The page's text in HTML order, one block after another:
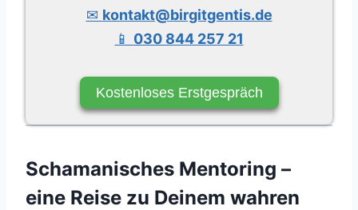
✉ kontakt@birgitgentis.de
📱 030 844 257 21
Kostenloses Erstgespräch
Schamanisches Mentoring –
eine Reise zu Deinem wahren